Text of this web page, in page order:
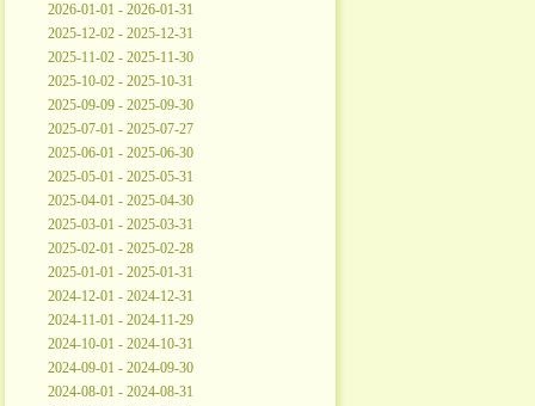
2026-01-01 - 2026-01-31
2025-12-02 - 2025-12-31
2025-11-02 - 2025-11-30
2025-10-02 - 2025-10-31
2025-09-09 - 2025-09-30
2025-07-01 - 2025-07-27
2025-06-01 - 2025-06-30
2025-05-01 - 2025-05-31
2025-04-01 - 2025-04-30
2025-03-01 - 2025-03-31
2025-02-01 - 2025-02-28
2025-01-01 - 2025-01-31
2024-12-01 - 2024-12-31
2024-11-01 - 2024-11-29
2024-10-01 - 2024-10-31
2024-09-01 - 2024-09-30
2024-08-01 - 2024-08-31